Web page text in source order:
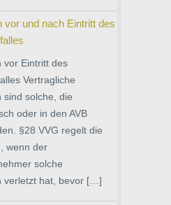
vor und nach Eintritt des
vor Eintritt des
Vertragliche
sind solche, die
oder in den AVB
§28 VVG regelt die
wenn der
solche
verletzt hat, bevor […]